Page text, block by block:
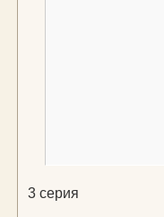
3 серия